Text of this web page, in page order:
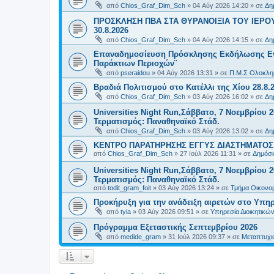
από Chios_Graf_Dim_Sch » 04 Αύγ 2026 14:20 » σε
ΠΡΟΣΚΛΗΣΗ ΠΒΑ ΣΤΑ ΘΥΡΑΝΟΙΞΙΑ ΤΟΥ
30.8.2026
από Chios_Graf_Dim_Sch » 04 Αύγ 2026 14:15 » σε
Επαναδημοσίευση Πρόσκλησης Εκδήλωσης
Παράκτιων Περιοχών¨
από pseraidou » 04 Αύγ 2026 13:31 » σε Π.Μ.Σ
Βραδιά Πολιτισμού στο Κατέλλι της Χίου
από Chios_Graf_Dim_Sch » 03 Αύγ 2026 16:02 » σε
Universities Night Run,Σάββατο, 7 Νοεμβρίου
Τερματισμός: Παναθηναϊκό Στάδ.
από Chios_Graf_Dim_Sch » 03 Αύγ 2026 13:02 » σε
ΚΕΝΤΡΟ ΠΑΡΑΤΗΡΗΣΗΣ ΕΓΓΥΣ ΔΙΑΣΤΗΜΑΤΟΣ
από Chios_Graf_Dim_Sch » 27 Ιούλ 2026 11:31 » σε
Universities Night Run,Σάββατο, 7 Νοεμβρίου
Τερματισμός: Παναθηναϊκό Στάδ.
από todit_gram_foit » 03 Αύγ 2026 13:24 » σε Τμήμα
Προκήρυξη για την ανάδειξη αιρετών στο
από tyia » 03 Αύγ 2026 09:51 » σε Υπηρεσία
Πρόγραμμα Εξεταστικής Σεπτεμβρίου 2026
από medide_gram » 31 Ιούλ 2026 09:37 » σε